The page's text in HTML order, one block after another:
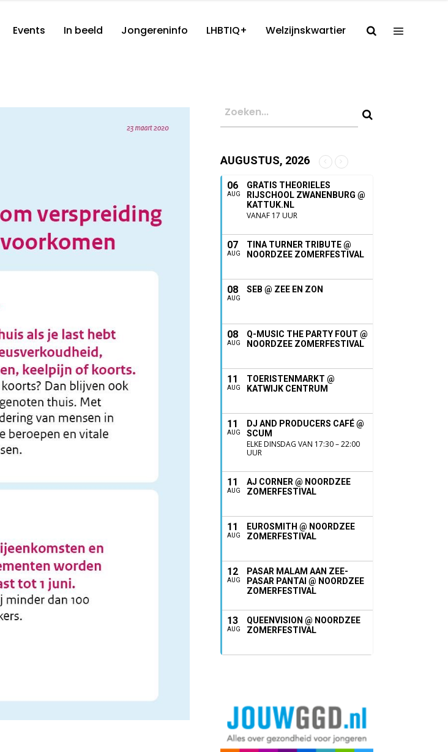
Events In beeld Jongereninfo LHBTIQ+ Welzijnskwartier
AUGUSTUS, 2026
06
AUG
GRATIS THEORIELES
RIJSCHOOL ZWANENBURG @
KATTUK.NL
VANAF 17 UUR
07
AUG
TINA TURNER TRIBUTE @
NOORDZEE ZOMERFESTIVAL
08
AUG
SEB @ ZEE EN ZON
08
AUG
Q-MUSIC THE PARTY FOUT @
NOORDZEE ZOMERFESTIVAL
11
AUG
TOERISTENMARKT @
KATWIJK CENTRUM
11
AUG
DJ AND PRODUCERS CAFÉ @
SCUM
ELKE DINSDAG VAN 17:30 – 22:00
UUR
11
AUG
AJ CORNER @ NOORDZEE
ZOMERFESTIVAL
11
AUG
EUROSMITH @ NOORDZEE
ZOMERFESTIVAL
12
AUG
PASAR MALAM AAN ZEE-
PASAR PANTAI @ NOORDZEE
ZOMERFESTIVAL
13
AUG
QUEENVISION @ NOORDZEE
ZOMERFESTIVAL